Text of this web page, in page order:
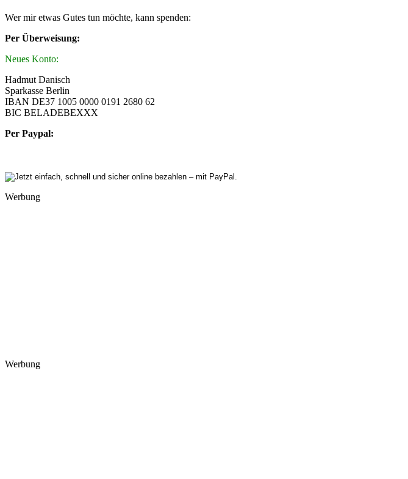
Wer mir etwas Gutes tun möchte, kann spenden:
Per Überweisung:
Neues Konto:
Hadmut Danisch
Sparkasse Berlin
IBAN DE37 1005 0000 0191 2680 62
BIC BELADEBEXXX
Per Paypal:
Werbung
Werbung